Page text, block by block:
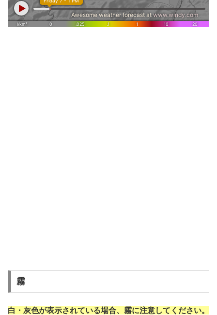
霧
白・灰色が表示されている場合、霧に注意してください。